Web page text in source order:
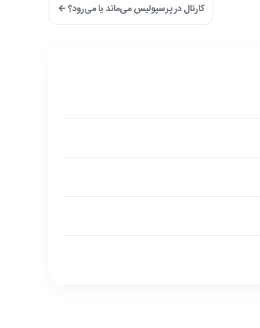
کارتال در پرسپولیس می‌ماند یا می‌رود؟ ←